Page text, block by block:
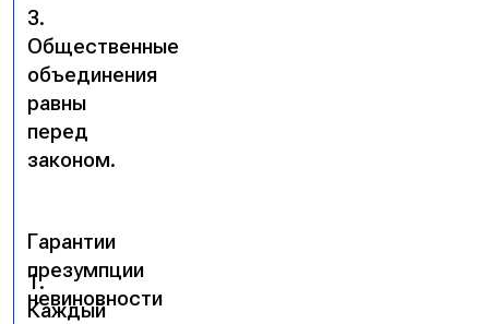
3.
Общественные
объединения
равны
перед
законом.
Гарантии
презумпции
невиновности
1.
Каждый